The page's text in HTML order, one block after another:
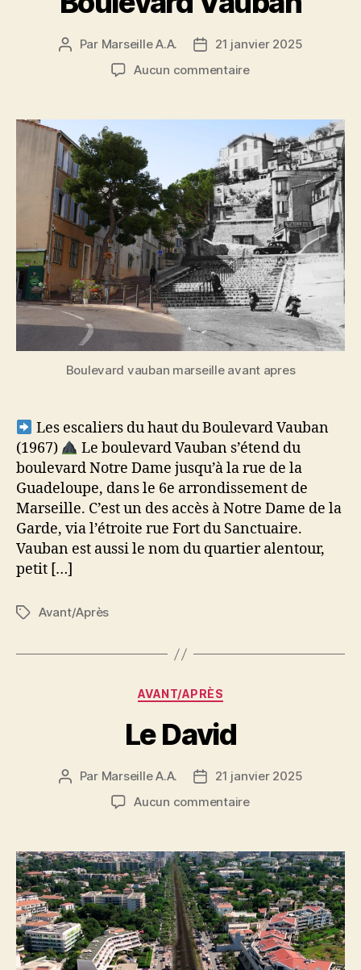
Auteur
Par Marseille A.A.
Date21 janvier 2025
Aucun commentairesur
Boulevard vauban marseille avant apres
Les escaliers du haut du Boulevard Vauban
(1967)
Le boulevard Vauban s’étend du
boulevard Notre Dame jusqu’à la rue de la
Guadeloupe, dans le 6e arrondissement de
Marseille. C’est un des accès à Notre Dame de la
Garde, via l’étroite rue Fort du Sanctuaire.
Vauban est aussi le nom du quartier alentour,
petit […]
Étiquettes
Avant/Après
Catégories
AVANT/APRÈS
Le David
Auteur
Par Marseille A.A.
Date21 janvier 2025
Aucun commentairesur